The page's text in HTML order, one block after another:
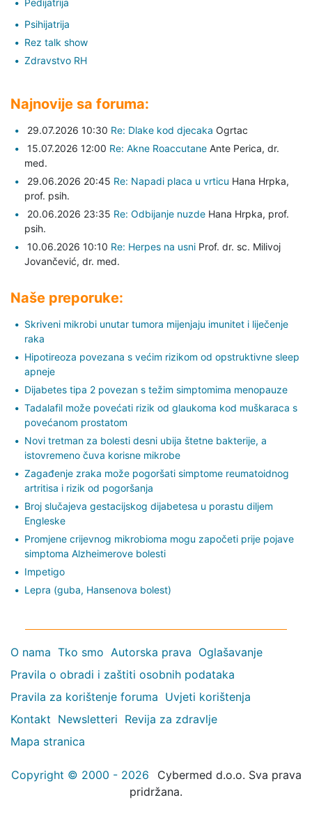
Pedijatrija
Psihijatrija
Rez talk show
Zdravstvo RH
Najnovije sa foruma:
29.07.2026 10:30 Re: Dlake kod djecaka Ogrtac
15.07.2026 12:00 Re: Akne Roaccutane Ante Perica, dr.
med.
29.06.2026 20:45 Re: Napadi placa u vrticu Hana Hrpka,
prof. psih.
20.06.2026 23:35 Re: Odbijanje nuzde Hana Hrpka, prof.
psih.
10.06.2026 10:10 Re: Herpes na usni Prof. dr. sc. Milivoj
Jovančević, dr. med.
Naše preporuke:
Skriveni mikrobi unutar tumora mijenjaju imunitet i liječenje
raka
Hipotireoza povezana s većim rizikom od opstruktivne sleep
apneje
Dijabetes tipa 2 povezan s težim simptomima menopauze
Tadalafil može povećati rizik od glaukoma kod muškaraca s
povećanom prostatom
Novi tretman za bolesti desni ubija štetne bakterije, a
istovremeno čuva korisne mikrobe
Zagađenje zraka može pogoršati simptome reumatoidnog
artritisa i rizik od pogoršanja
Broj slučajeva gestacijskog dijabetesa u porastu diljem
Engleske
Promjene crijevnog mikrobioma mogu započeti prije pojave
simptoma Alzheimerove bolesti
Impetigo
Lepra (guba, Hansenova bolest)
O nama Tko smo Autorska prava Oglašavanje
Pravila o obradi i zaštiti osobnih podataka
Pravila za korištenje foruma Uvjeti korištenja
Kontakt Newsletteri Revija za zdravlje
Mapa stranica
Copyright © 2000 - 2026
Cybermed d.o.o. Sva prava
pridržana.